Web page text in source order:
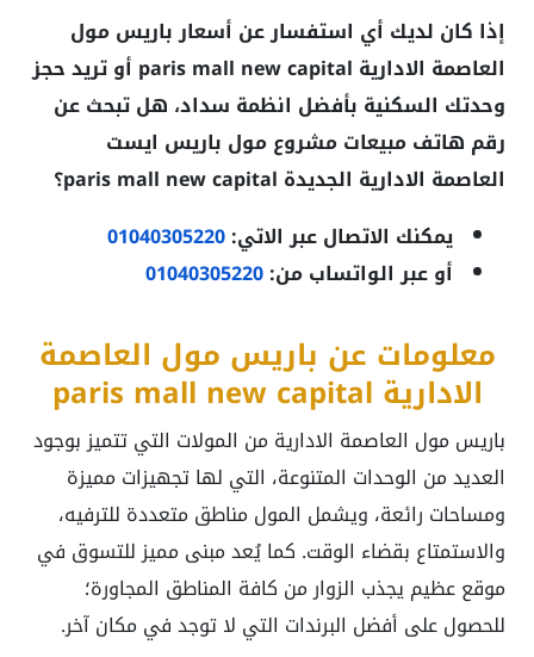
إذا كان لديك أي استفسار عن أسعار باريس مول
العاصمة الادارية paris mall new capital أو تريد حجز
وحدتك السكنية بأفضل انظمة سداد، هل تبحث عن
رقم هاتف مبيعات مشروع مول باريس ايست
العاصمة الادارية الجديدة paris mall new capital؟
يمكنك الاتصال عبر الاتي:01040305220
أو عبر الواتساب من:01040305220
معلومات عن باريس مول العاصمة
الادارية paris mall new capital
باريس مول العاصمة الادارية من المولات التي تتميز بوجود
العديد من الوحدات المتنوعة، التي لها تجهيزات مميزة
ومساحات رائعة، ويشمل المول مناطق متعددة للترفيه،
والاستمتاع بقضاء الوقت. كما يُعد مبنى مميز للتسوق في
موقع عظيم يجذب الزوار من كافة المناطق المجاورة؛
للحصول على أفضل البرندات التي لا توجد في مكان آخر.